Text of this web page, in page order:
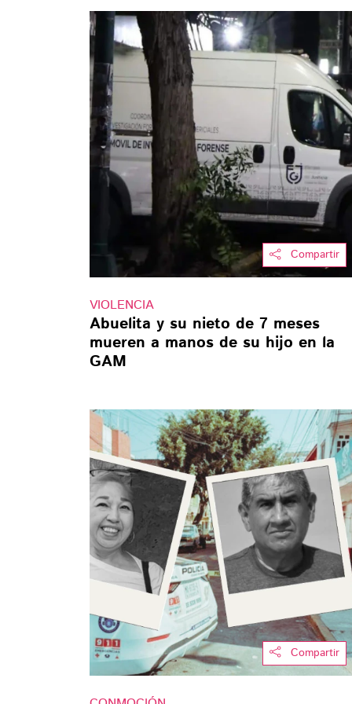
Compartir
VIOLENCIA
Abuelita y su nieto de 7 meses
mueren a manos de su hijo en la
GAM
Compartir